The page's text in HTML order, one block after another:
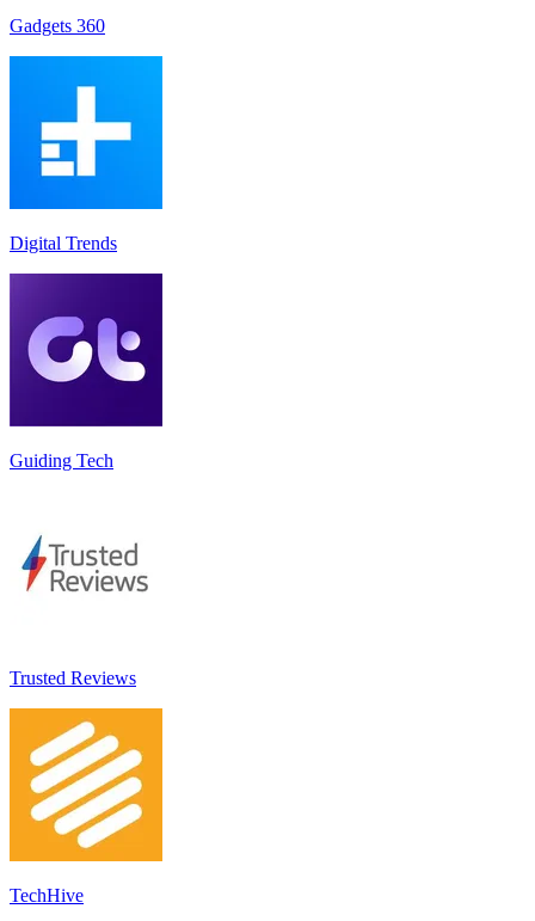
Gadgets 360
Digital Trends
Guiding Tech
Trusted Reviews
TechHive